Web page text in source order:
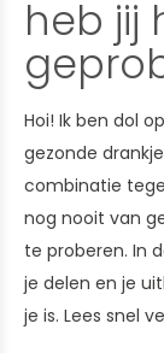
heb jij
Hoi! Ik ben dol
gezonde
combinatie
nog nooit van
te proberen. In
je delen en je
je is. Lees snel